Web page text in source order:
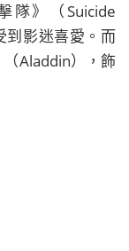
隊》（Suicide
到影迷喜愛。而
Aladdin），飾
灣導演李安於